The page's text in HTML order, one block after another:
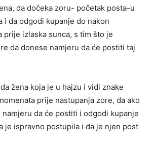
da dočeka zoru- početak posta-u
i da odgodi kupanje do nakon
prije izlaska sunca, s tim što je
da donese namjeru da će postiti taj
žena koja je u hajzu i vidi znake
prije nastupanja zore, da ako
da će postiti i odgodi kupanje
je ispravno postupila i da je njen post